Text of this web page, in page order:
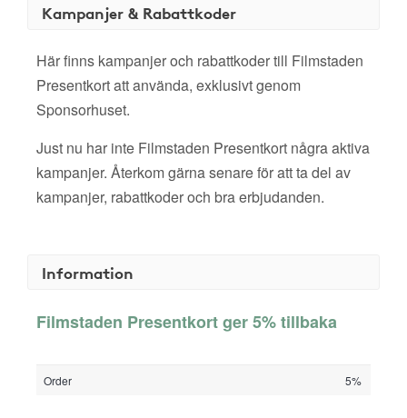
Kampanjer & Rabattkoder
Här finns kampanjer och rabattkoder till Filmstaden
Presentkort att använda, exklusivt genom
Sponsorhuset.
Just nu har inte Filmstaden Presentkort några aktiva
kampanjer. Återkom gärna senare för att ta del av
kampanjer, rabattkoder och bra erbjudanden.
Information
Filmstaden Presentkort ger 5% tillbaka
Order 5%